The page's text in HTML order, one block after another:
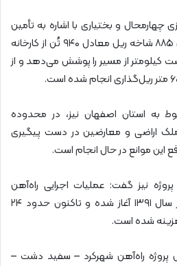
چهارمحال و بختیاری با اشاره به تأمین
مصالح مورد نیاز گفت: تاکنون ۸۸۵ شاخه ریل معادل ۹۴۰ تُن از کارخانه
کیلومتر از مسیر را پوشش می‌دهد و از
استان اصفهان نیز، در محدوده
اراضی و معارضین در دست پیگیری
این موانع در حال انجام است.
نیز گفت: عملیات اجرایی راه‌آهن
شهرکرد–سفیددشت–مبارکه از سال ۱۳۹۱ آغاز شده و تاکنون حدود ۲۴
پروژه راه‌آهن شهرکرد – سفید دشت –